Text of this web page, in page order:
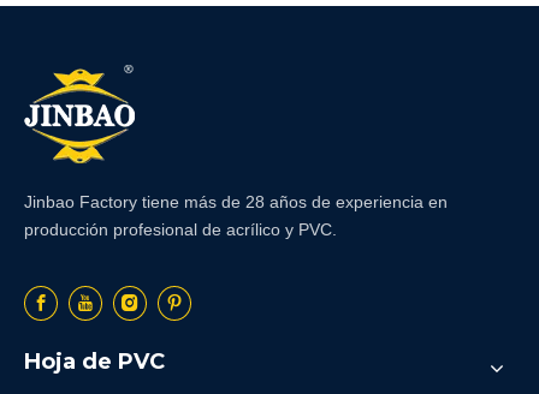
Jinbao Factory tiene más de 28 años de experiencia en
producción profesional de acrílico y PVC.
Hoja de PVC